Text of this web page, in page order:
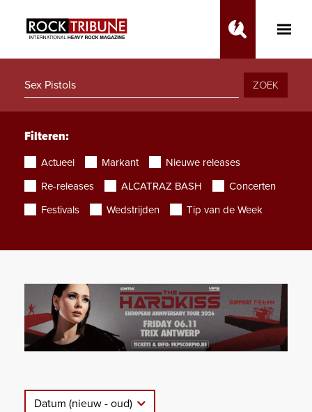
Toggle
ZOEK
Filteren:
Actueel Markant
Nieuwe releases
Re-releases
ALCATRAZ BASH
Concerten
Festivals
Wedstrijden Tip van de Week
Datum (nieuw - oud)